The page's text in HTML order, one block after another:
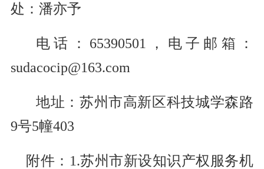
处：潘亦予
电话：65390501，电子邮箱：
sudacocip@163.com
地址：苏州市高新区科技城学森路
9号5幢403
附件：1.苏州市新设知识产权服务机